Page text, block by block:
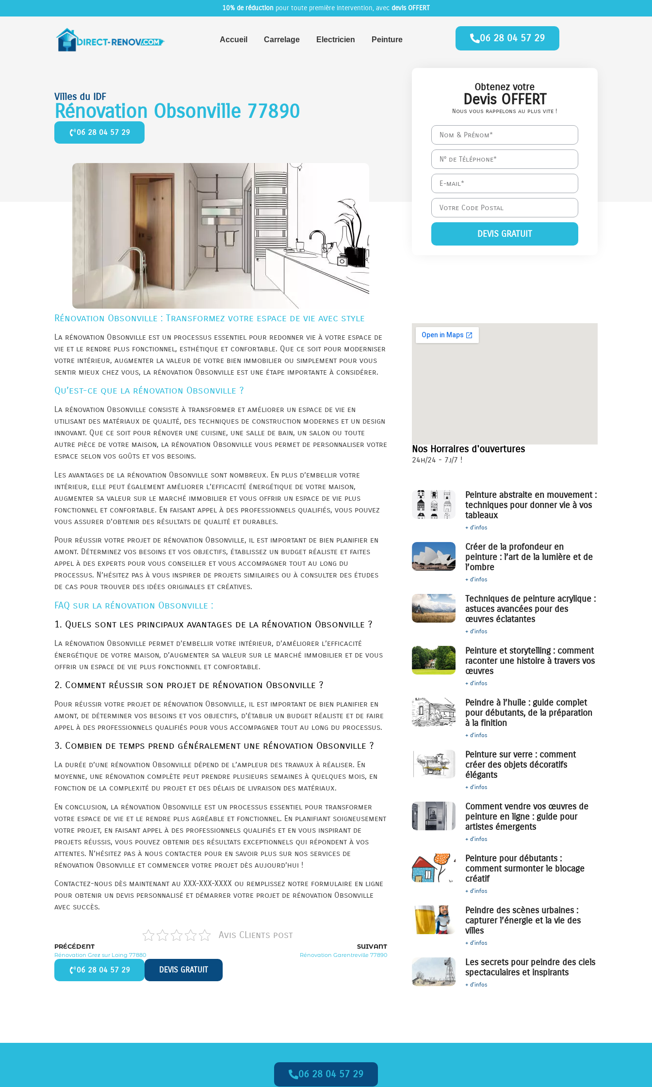
10% de réduction pour toute première intervention, avec devis OFFERT
Accueil Carrelage Electricien Peinture 06 28 04 57 29
Villes du IDF
Rénovation Obsonville 77890
06 28 04 57 29
Obtenez votre
Devis OFFERT
Nous vous rappelons au plus vite !
DEVIS GRATUIT
Rénovation Obsonville : Transformez votre espace de vie avec style
La rénovation Obsonville est un processus essentiel pour redonner vie à votre espace de
vie et le rendre plus fonctionnel, esthétique et confortable. Que ce soit pour moderniser
votre intérieur, augmenter la valeur de votre bien immobilier ou simplement pour vous
sentir mieux chez vous, la rénovation Obsonville est une étape importante à considérer.
Qu’est-ce que la rénovation Obsonville ?
La rénovation Obsonville consiste à transformer et améliorer un espace de vie en
utilisant des matériaux de qualité, des techniques de construction modernes et un design
innovant. Que ce soit pour rénover une cuisine, une salle de bain, un salon ou toute
autre pièce de votre maison, la rénovation Obsonville vous permet de personnaliser votre
espace selon vos goûts et vos besoins.
Les avantages de la rénovation Obsonville sont nombreux. En plus d’embellir votre
intérieur, elle peut également améliorer l’efficacité énergétique de votre maison,
augmenter sa valeur sur le marché immobilier et vous offrir un espace de vie plus
fonctionnel et confortable. En faisant appel à des professionnels qualifiés, vous pouvez
vous assurer d’obtenir des résultats de qualité et durables.
Pour réussir votre projet de rénovation Obsonville, il est important de bien planifier en
amont. Déterminez vos besoins et vos objectifs, établissez un budget réaliste et faites
appel à des experts pour vous conseiller et vous accompagner tout au long du
processus. N’hésitez pas à vous inspirer de projets similaires ou à consulter des études
de cas pour trouver des idées originales et créatives.
FAQ sur la rénovation Obsonville :
1. Quels sont les principaux avantages de la rénovation Obsonville ?
La rénovation Obsonville permet d’embellir votre intérieur, d’améliorer l’efficacité
énergétique de votre maison, d’augmenter sa valeur sur le marché immobilier et de vous
offrir un espace de vie plus fonctionnel et confortable.
2. Comment réussir son projet de rénovation Obsonville ?
Pour réussir votre projet de rénovation Obsonville, il est important de bien planifier en
amont, de déterminer vos besoins et vos objectifs, d’établir un budget réaliste et de faire
appel à des professionnels qualifiés pour vous accompagner tout au long du processus.
3. Combien de temps prend généralement une rénovation Obsonville ?
La durée d’une rénovation Obsonville dépend de l’ampleur des travaux à réaliser. En
moyenne, une rénovation complète peut prendre plusieurs semaines à quelques mois, en
fonction de la complexité du projet et des délais de livraison des matériaux.
En conclusion, la rénovation Obsonville est un processus essentiel pour transformer
votre espace de vie et le rendre plus agréable et fonctionnel. En planifiant soigneusement
votre projet, en faisant appel à des professionnels qualifiés et en vous inspirant de
projets réussis, vous pouvez obtenir des résultats exceptionnels qui répondent à vos
attentes. N’hésitez pas à nous contacter pour en savoir plus sur nos services de
rénovation Obsonville et commencer votre projet dès aujourd’hui !
Contactez-nous dès maintenant au XXX-XXX-XXXX ou remplissez notre formulaire en ligne
pour obtenir un devis personnalisé et démarrer votre projet de rénovation Obsonville
avec succès.
Avis CLients post
PRÉCÉDENT
Rénovation Grez sur Loing 77880
SUIVANT
Rénovation Garentreville 77890
06 28 04 57 29 DEVIS GRATUIT
Nos Horraires d'ouvertures
24h/24 - 7j/7 !
Peinture abstraite en mouvement :
techniques pour donner vie à vos
tableaux
+ d'infos
Créer de la profondeur en
peinture : l’art de la lumière et de
l’ombre
+ d'infos
Techniques de peinture acrylique :
astuces avancées pour des
œuvres éclatantes
+ d'infos
Peinture et storytelling : comment
raconter une histoire à travers vos
œuvres
+ d'infos
Peindre à l’huile : guide complet
pour débutants, de la préparation
à la finition
+ d'infos
Peinture sur verre : comment
créer des objets décoratifs
élégants
+ d'infos
Comment vendre vos œuvres de
peinture en ligne : guide pour
artistes émergents
+ d'infos
Peinture pour débutants :
comment surmonter le blocage
créatif
+ d'infos
Peindre des scènes urbaines :
capturer l’énergie et la vie des
villes
+ d'infos
Les secrets pour peindre des ciels
spectaculaires et inspirants
+ d'infos
06 28 04 57 29